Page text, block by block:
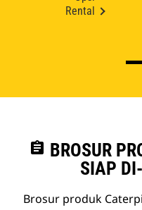
Rental
assignment BROSUR
SIAP
Brosur produk